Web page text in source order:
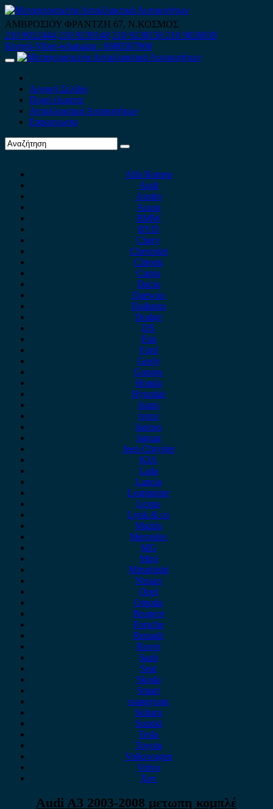
Skip
to
content
ΑΜΒΡΟΣΙΟΥ ΦΡΑΝΤΖΗ 67, Ν.ΚΟΣΜΟΣ
210 9012444 210 9239148 210 9238158 210 9026839
Κινητό-Viber-whatsapp : 6980507900
Primary
Αρχική Σελίδα
Ποιοί είμαστε
Ανταλλακτικά Αυτοκινήτων
Επικοινωνία
Alfa Romeo
Audi
Austin
Acura
BMW
BYD
Chery
Chevrolet
Citroen
Cupra
Dacia
Daewoo
Daihatsu
Dodge
DS
Fiat
Ford
Geely
Gonow
Honda
Hyundai
Isuzu
iveco
Jaecoo
Jaguar
Jeep Chrysler
KIA
Lada
Lancia
Leapmotor
Lexus
Lynk & co
Mazda
Mercedes
MG
Mini
Mitsubishi
Nissan
Opel
Omoda
Peugeot
Porsche
Renault
Rover
Saab
Seat
Skoda
Smart
ssangyong
Subaru
Suzuki
Tesla
Toyota
Volkswagen
Volvo
Xev
Audi A3 2003-2008 μετωπη κομπλέ